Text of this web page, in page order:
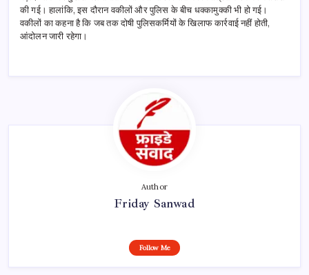
की गई। हालांकि, इस दौरान वकीलों और पुलिस के बीच धक्कामुक्की भी हो गई।
वकीलों का कहना है कि जब तक दोषी पुलिसकर्मियों के खिलाफ कार्रवाई नहीं होती,
आंदोलन जारी रहेगा।
Author
Friday Sanwad
Follow Me